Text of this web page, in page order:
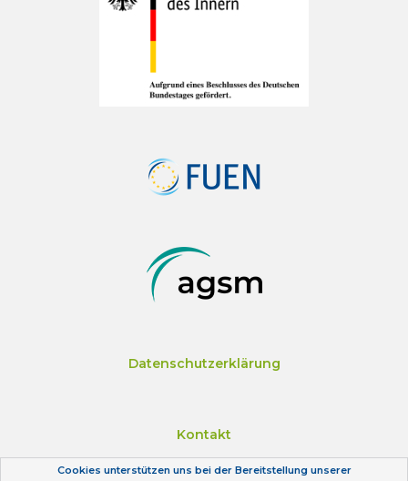
Datenschutzerklärung
Kontakt
Cookies unterstützen uns bei der Bereitstellung unserer